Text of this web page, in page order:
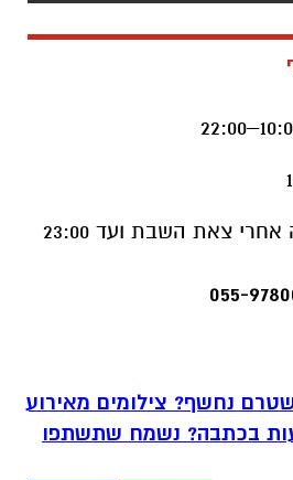
צאת השבת ועד 23:00
055-
נחשף? צילומים מאירוע
בכתבה? נשמח שתשתפו